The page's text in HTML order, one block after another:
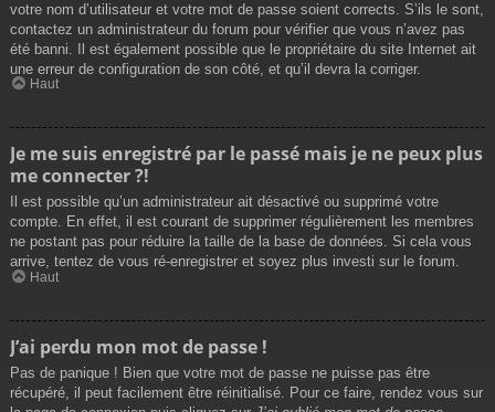
votre nom d’utilisateur et votre mot de passe soient corrects. S’ils le sont,
contactez un administrateur du forum pour vérifier que vous n’avez pas
été banni. Il est également possible que le propriétaire du site Internet ait
une erreur de configuration de son côté, et qu’il devra la corriger.
Haut
Je me suis enregistré par le passé mais je ne peux plus
me connecter ?!
Il est possible qu’un administrateur ait désactivé ou supprimé votre
compte. En effet, il est courant de supprimer régulièrement les membres
ne postant pas pour réduire la taille de la base de données. Si cela vous
arrive, tentez de vous ré-enregistrer et soyez plus investi sur le forum.
Haut
J’ai perdu mon mot de passe !
Pas de panique ! Bien que votre mot de passe ne puisse pas être
récupéré, il peut facilement être réinitialisé. Pour ce faire, rendez vous sur